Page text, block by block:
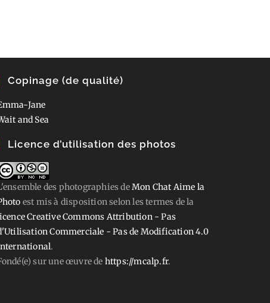
Copinage (de qualité)
Jane
and Sea
Licence d’utilisation des photos
des photographiesdeMon Chat Aime la
est mis à disposition selon les termes de la
Creative Commons Attribution - Pas
Commerciale - Pas de Modification 4.0
.
sur une œuvre de https://mcalp.fr.